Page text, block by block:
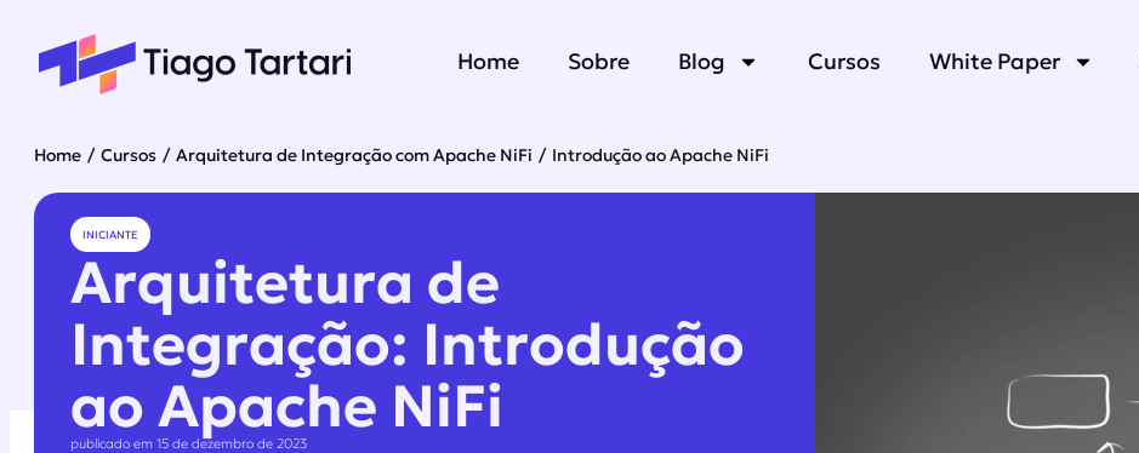
Home Sobre Blog Cursos White Paper
Home / Cursos / Arquitetura de Integração com Apache NiFi / Introdução ao Apache NiFi
INICIANTE
Arquitetura de
Integração: Introdução
ao Apache NiFi
publicado em 15 de dezembro de 2023